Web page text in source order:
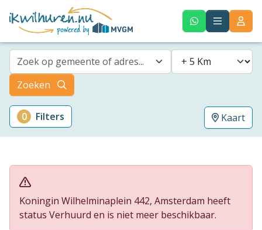
Zoek op gemeente of adres...
Zoeken
0 Filters Kaart
Koningin Wilhelminaplein 442, Amsterdam heeft
status Verhuurd en is niet meer beschikbaar.